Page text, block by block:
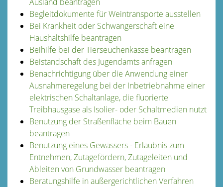
Begleitdokumente für Weintransporte ausstellen
Bei Krankheit oder Schwangerschaft eine
Haushaltshilfe beantragen
Beihilfe bei der Tierseuchenkasse beantragen
Beistandschaft des Jugendamts anfragen
Benachrichtigung über die Anwendung einer
Ausnahmeregelung bei der Inbetriebnahme einer
elektrischen Schaltanlage, die fluorierte
Treibhausgase als Isolier- oder Schaltmedien nutzt
Benutzung der Straßenfläche beim Bauen
beantragen
Benutzung eines Gewässers - Erlaubnis zum
Entnehmen, Zutagefördern, Zutageleiten und
Ableiten von Grundwasser beantragen
Beratungshilfe in außergerichtlichen Verfahren